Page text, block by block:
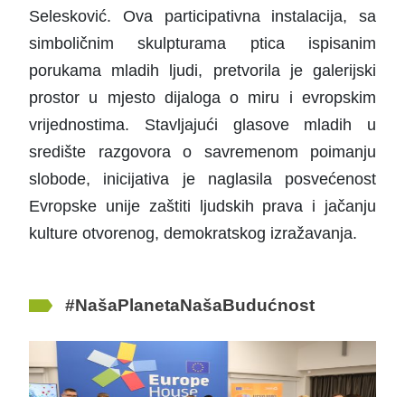
Selesković. Ova participativna instalacija, sa
simboličnim skulpturama ptica ispisanim
porukama mladih ljudi, pretvorila je galerijski
prostor u mjesto dijaloga o miru i evropskim
vrijednostima. Stavljajući glasove mladih u
središte razgovora o savremenom poimanju
slobode, inicijativa je naglasila posvećenost
Evropske unije zaštiti ljudskih prava i jačanju
kulture otvorenog, demokratskog izražavanja.
#NašaPlanetaNašaBudućnost